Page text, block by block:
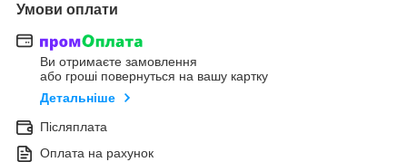
Умови оплати
Ви отримаєте замовлення
або гроші повернуться на вашу картку
Детальніше
Післяплата
Оплата на рахунок